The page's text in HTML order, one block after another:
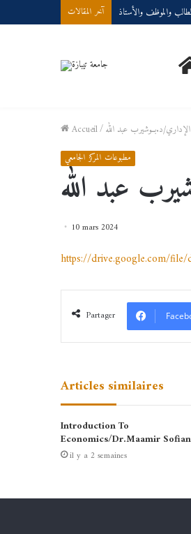
آخر المقالات والموظف والأستاذ
Accueil/الإداري/د.بــوشيرب عبد الله
مطبوعات المركز الجامعي
عبد الله
10 mars 2024
https://drive.google.com/file/
Partager
Articles similaires
Introduction To
Economics/Dr.Maamir
il y a 2 semaines